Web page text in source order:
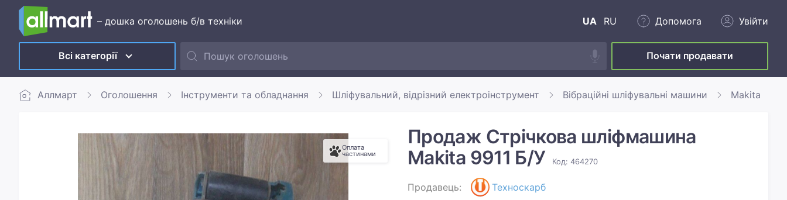
– дошка оголошень б/в техніки UA RU Допомога Увійти
Всі категорії Почати продавати
Аллмарт Оголошення Інструменти та обладнання Шліфувальний, відрізний електроінструмент Вібраційні шліфувальні машини Makita
Оплата
частинами
Продаж Стрічкова шліфмашина
Makita 9911 Б/У
Код: 464270
Продавець: Техноскарб